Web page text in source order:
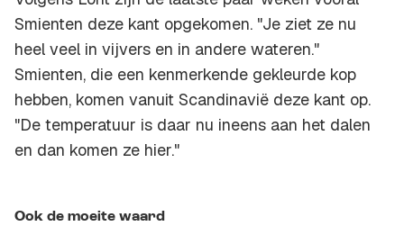
Smienten deze kant opgekomen. "Je ziet ze nu
heel veel in vijvers en in andere wateren."
Smienten, die een kenmerkende gekleurde kop
hebben, komen vanuit Scandinavië deze kant op.
"De temperatuur is daar nu ineens aan het dalen
en dan komen ze hier."
Ook de moeite waard